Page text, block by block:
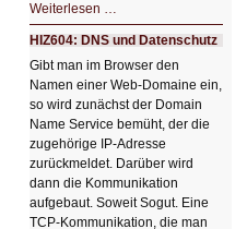
Weiterlesen …
Der
Ausbruch
der
KI
HIZ604: DNS und Datenschutz
Gibt man im Browser den
Namen einer Web-Domaine ein,
so wird zunächst der Domain
Name Service bemüht, der die
zugehörige IP-Adresse
zurückmeldet. Darüber wird
dann die Kommunikation
aufgebaut. Soweit Sogut. Eine
TCP-Kommunikation, die man